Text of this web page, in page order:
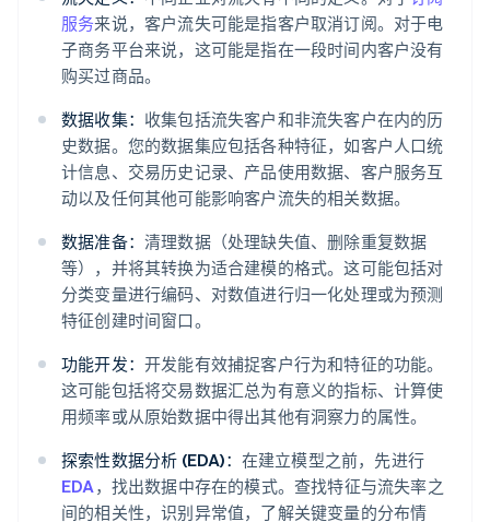
服务来说，客户流失可能是指客户取消订阅。对于电
子商务平台来说，这可能是指在一段时间内客户没有
购买过商品。
数据收集： 收集包括流失客户和非流失客户在内的历
史数据。您的数据集应包括各种特征，如客户人口统
计信息、交易历史记录、产品使用数据、客户服务互
动以及任何其他可能影响客户流失的相关数据。
数据准备： 清理数据（处理缺失值、删除重复数据
等），并将其转换为适合建模的格式。这可能包括对
分类变量进行编码、对数值进行归一化处理或为预测
特征创建时间窗口。
功能开发： 开发能有效捕捉客户行为和特征的功能。
这可能包括将交易数据汇总为有意义的指标、计算使
用频率或从原始数据中得出其他有洞察力的属性。
探索性数据分析 (EDA)： 在建立模型之前，先进行
EDA，找出数据中存在的模式。查找特征与流失率之
间的相关性，识别异常值，了解关键变量的分布情